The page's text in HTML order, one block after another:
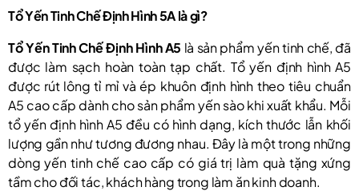
Tổ Yến Tinh Chế Định Hình 5A là gì?
Tổ Yến Tinh Chế Định Hình A5 là sản phẩm yến tinh chế, đã
được làm sạch hoàn toàn tạp chất. Tổ yến định hình A5
được rút lông tỉ mỉ và ép khuôn định hình theo tiêu chuẩn
A5 cao cấp dành cho sản phẩm yến sào khi xuất khẩu. Mỗi
tổ yến định hình A5 đều có hình dạng, kích thước lẫn khối
lượng gần như tương đương nhau. Đây là một trong những
dòng yến tinh chế cao cấp có giá trị làm quà tặng xứng
tầm cho đối tác, khách hàng trong làm ăn kinh doanh.